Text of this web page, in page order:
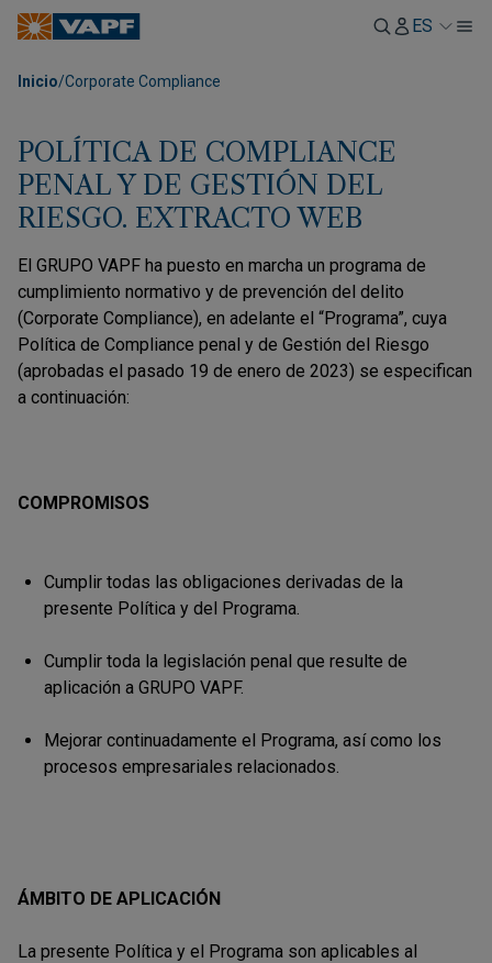
ES
Inicio/Corporate Compliance
POLÍTICA DE COMPLIANCE
PENAL Y DE GESTIÓN DEL
RIESGO. EXTRACTO WEB
El GRUPO VAPF ha puesto en marcha un programa de
cumplimiento normativo y de prevención del delito
(Corporate Compliance), en adelante el “Programa”, cuya
Política de Compliance penal y de Gestión del Riesgo
(aprobadas el pasado 19 de enero de 2023) se especifican
a continuación:
COMPROMISOS
Cumplir todas las obligaciones derivadas de la
presente Política y del Programa.
Cumplir toda la legislación penal que resulte de
aplicación a GRUPO VAPF.
Mejorar continuadamente el Programa, así como los
procesos empresariales relacionados.
ÁMBITO DE APLICACIÓN
La presente Política y el Programa son aplicables al